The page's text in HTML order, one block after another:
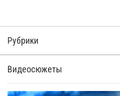
Рубрики
Видеосюжеты